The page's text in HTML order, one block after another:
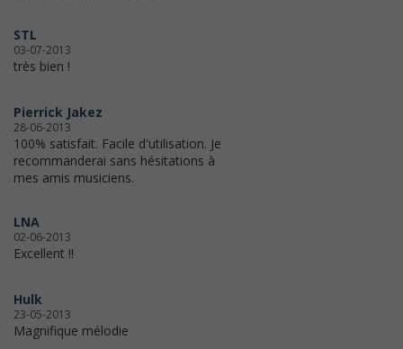
STL
03-07-2013
très bien !
Pierrick Jakez
28-06-2013
100% satisfait. Facile d'utilisation. Je
recommanderai sans hésitations à
mes amis musiciens.
LNA
02-06-2013
Excellent !!
Hulk
23-05-2013
Magnifique mélodie